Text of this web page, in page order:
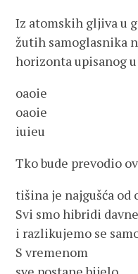
Iz atomskih gljiva u
žutih samoglasnika
horizonta upisanog
oaoie
oaoie
iuieu
Tko bude prevodio
tišina je najgušća od
Svi smo hibridi
i razlikujemo se
S vremenom